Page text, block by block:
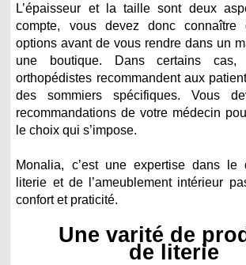
L’épaisseur et la taille sont deux
compte, vous devez donc connaître
options avant de vous rendre dans un
une boutique. Dans certains cas,
orthopédistes recommandent aux
des sommiers spécifiques. Vous
recommandations de votre médecin
le choix qui s’impose.
Monalia, c’est une expertise dans le
literie et de l’ameublement intérieur
confort et praticité.
Une varité de
de literie